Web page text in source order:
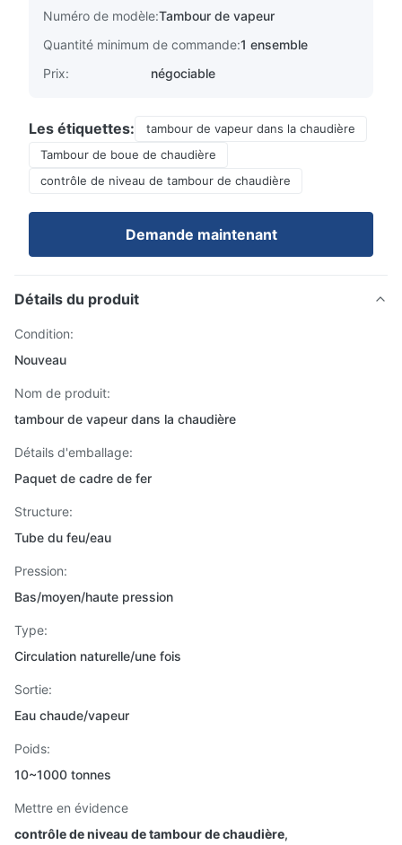
Numéro de modèle:Tambour de vapeur
Quantité minimum de commande:1 ensemble
Prix:
négociable
Les étiquettes:
tambour de vapeur dans la chaudière
Tambour de boue de chaudière
contrôle de niveau de tambour de chaudière
Demande maintenant
Détails du produit
Condition:
Nouveau
Nom de produit:
tambour de vapeur dans la chaudière
Détails d'emballage:
Paquet de cadre de fer
Structure:
Tube du feu/eau
Pression:
Bas/moyen/haute pression
Type:
Circulation naturelle/une fois
Sortie:
Eau chaude/vapeur
Poids:
10~1000 tonnes
Mettre en évidence
contrôle de niveau de tambour de chaudière,